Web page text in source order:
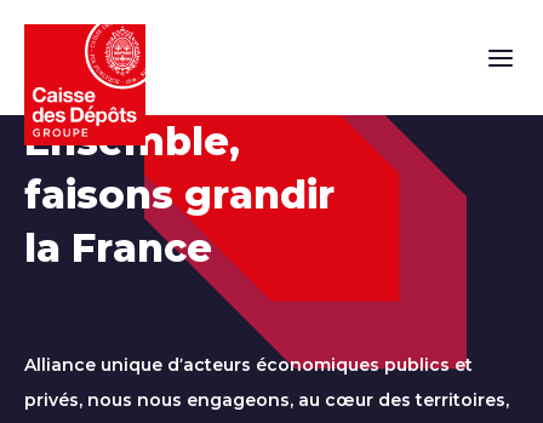
Ensemble,
faisons grandir
la France
Alliance unique d’acteurs économiques publics et
privés, nous nous engageons, au cœur des territoires,